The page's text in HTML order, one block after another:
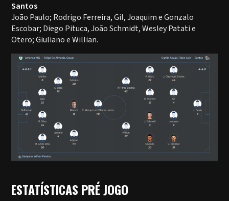
Santos
João Paulo; Rodrigo Ferreira, Gil, Joaquim e Gonzalo
Escobar; Diego Pituca, João Schmidt, Wesley Patati e
Otero; Giuliano e Willian.
ESTATÍSTICAS PRÉ JOGO